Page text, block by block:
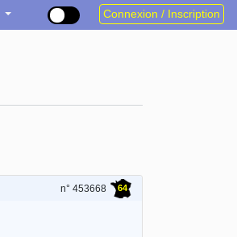
Connexion / Inscription
n° 453668 64